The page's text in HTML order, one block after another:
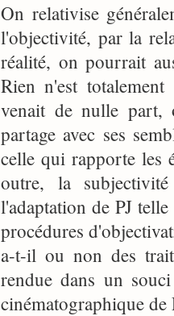
On relativise
l'objectivité, par la
réalité, on pourrait
Rien n'est
venait de nulle part,
partage avec ses
celle qui rapporte les
outre, la
l'adaptation de PJ
procédures
a-t-il ou non des
rendue dans un
cinématographique de